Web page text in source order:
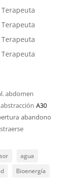
abdomen
abstracción A30
abandono
agua
Bioenergía